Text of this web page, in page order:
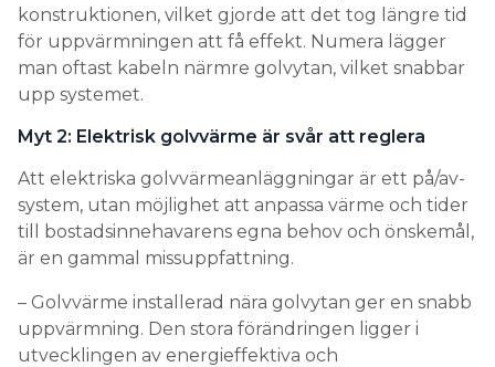
konstruktionen, vilket gjorde att det tog längre tid
för uppvärmningen att få effekt. Numera lägger
man oftast kabeln närmre golvytan, vilket snabbar
upp systemet.
Myt 2: Elektrisk golvvärme är svår att reglera
Att elektriska golvvärmeanläggningar är ett på/av-
system, utan möjlighet att anpassa värme och tider
till bostadsinnehavarens egna behov och önskemål,
är en gammal missuppfattning.
– Golvvärme installerad nära golvytan ger en snabb
uppvärmning. Den stora förändringen ligger i
utvecklingen av energieffektiva och